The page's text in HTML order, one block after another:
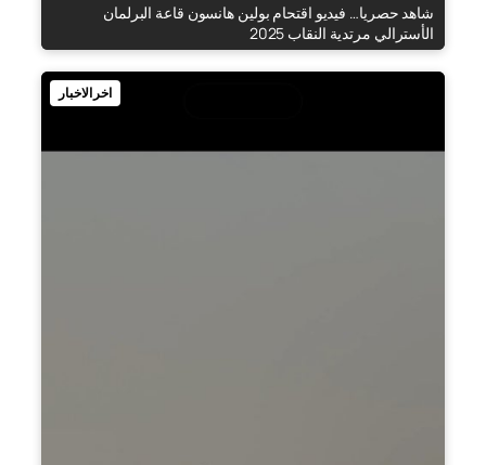
شاهد حصريا… فيديو اقتحام بولين هانسون قاعة البرلمان
الأسترالي مرتدية النقاب 2025
اخر الاخبار